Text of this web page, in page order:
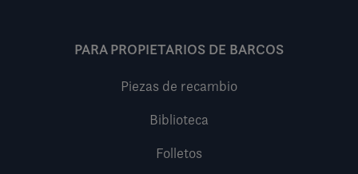
PARA PROPIETARIOS DE BARCOS
Piezas de recambio
Biblioteca
Folletos